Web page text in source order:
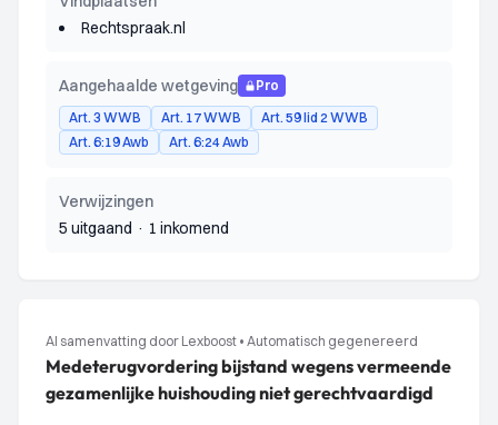
Rechtspraak.nl
Aangehaalde wetgeving
Pro
Art. 3 WWB
Art. 17 WWB
Art. 59 lid 2 WWB
Art. 6:19 Awb
Art. 6:24 Awb
Verwijzingen
5 uitgaand · 1 inkomend
AI samenvatting door Lexboost • Automatisch gegenereerd
Medeterugvordering bijstand wegens vermeende
gezamenlijke huishouding niet gerechtvaardigd